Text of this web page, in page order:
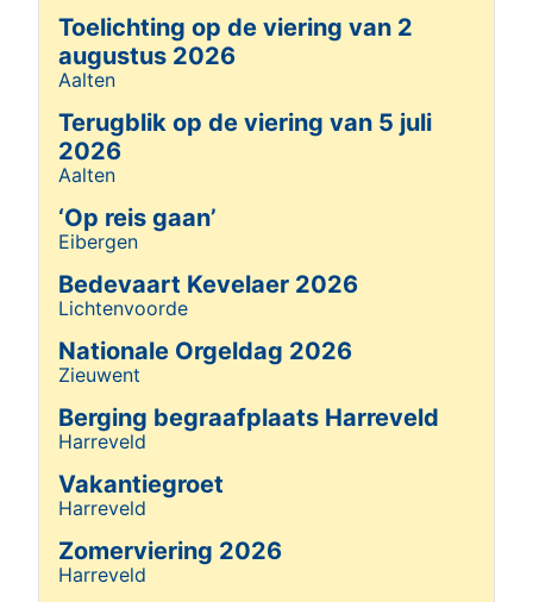
Toelichting op de viering van 2
augustus 2026
Details
Aalten
Terugblik op de viering van 5 juli
2026
Details
Aalten
‘Op reis gaan’
Details
Eibergen
Bedevaart Kevelaer 2026
Details
Lichtenvoorde
Nationale Orgeldag 2026
Details
Zieuwent
Berging begraafplaats Harreveld
Details
Harreveld
Vakantiegroet
Details
Harreveld
Zomerviering 2026
Details
Harreveld